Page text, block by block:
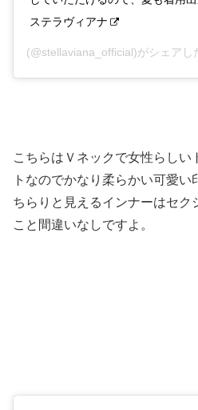
ステラヴィアナ
(@stellaviana_official)がシェアし
こちらはＶネックで女性らしい
トなのでかなり柔らかい可愛い
ちらりと見えるインナーはセク
こと間違いなしですよ。